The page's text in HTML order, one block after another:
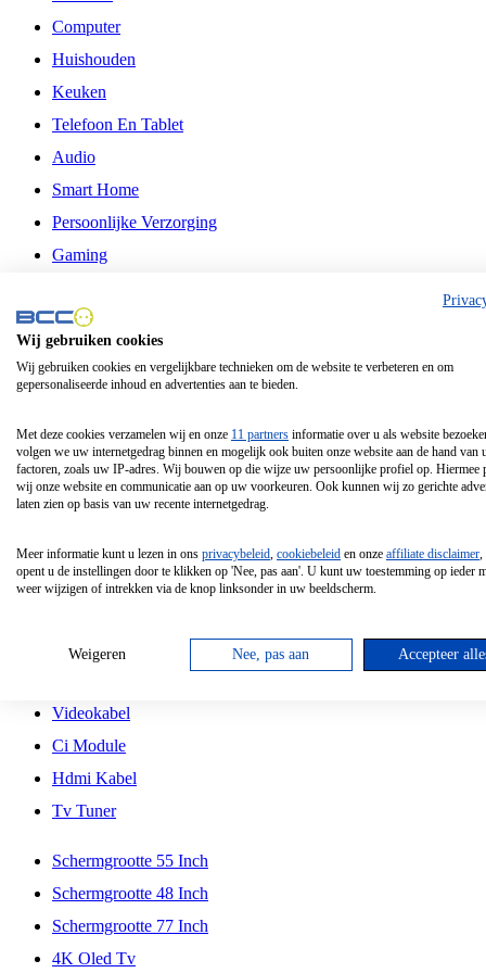
Computer
Huishouden
Keuken
Telefoon En Tablet
Audio
Smart Home
Persoonlijke Verzorging
Gaming
Philips
Schermgrootte 24 Inch
Schermgrootte 85 Inch
Schermgrootte 98 Inch
Tcl
Hd Led Tv
Antennekabel
Videokabel
Ci Module
Hdmi Kabel
Tv Tuner
Schermgrootte 55 Inch
Schermgrootte 48 Inch
Schermgrootte 77 Inch
4K Oled Tv
Wij gebruiken cookies
Wij gebruiken cookies en vergelijkbare technieken om de website te verbeteren en om
gepersonaliseerde inhoud en advertenties aan te bieden.
Met deze cookies verzamelen wij en onze 11 partners informatie over u als website
volgen we uw internetgedrag binnen en mogelijk ook buiten onze website aan de hand van
factoren, zoals uw IP-adres. Wij bouwen op die wijze uw persoonlijke profiel op. Hiermee
wij onze website en communicatie aan op uw voorkeuren. Ook kunnen wij zo gerichte
laten zien op basis van uw recente internetgedrag.
Meer informatie kunt u lezen in ons privacybeleid, cookiebeleid en onze affiliate disclaimer,
opent u de instellingen door te klikken op 'Nee, pas aan'. U kunt uw toestemming op ieder
weer wijzigen of intrekken via de knop linksonder in uw beeldscherm.
Weigeren Nee, pas aan Accepteer